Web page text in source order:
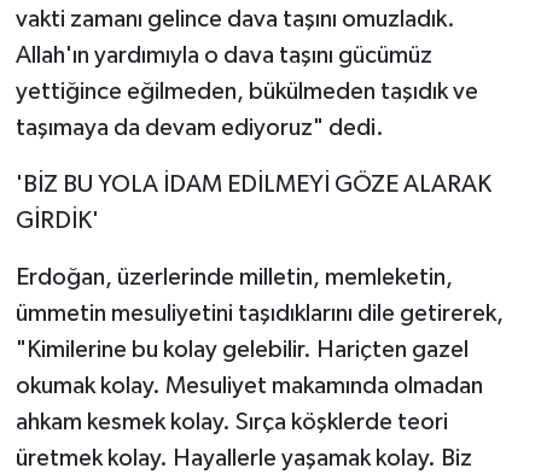
vakti zamanı gelince dava taşını omuzladık.
Allah'ın yardımıyla o dava taşını gücümüz
yettiğince eğilmeden, bükülmeden taşıdık ve
taşımaya da devam ediyoruz" dedi.
'BİZ BU YOLA İDAM EDİLMEYİ GÖZE ALARAK
GİRDİK'
Erdoğan, üzerlerinde milletin, memleketin,
ümmetin mesuliyetini taşıdıklarını dile getirerek,
"Kimilerine bu kolay gelebilir. Hariçten gazel
okumak kolay. Mesuliyet makamında olmadan
ahkam kesmek kolay. Sırça köşklerde teori
üretmek kolay. Hayallerle yaşamak kolay. Biz